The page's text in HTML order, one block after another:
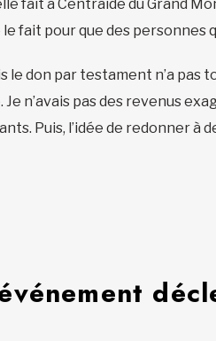
fait à Centraide du Grand
le fait pour que des personnes
le don par testament n’a pas
Je n’avais pas des revenus
Puis, l’idée de redonner à